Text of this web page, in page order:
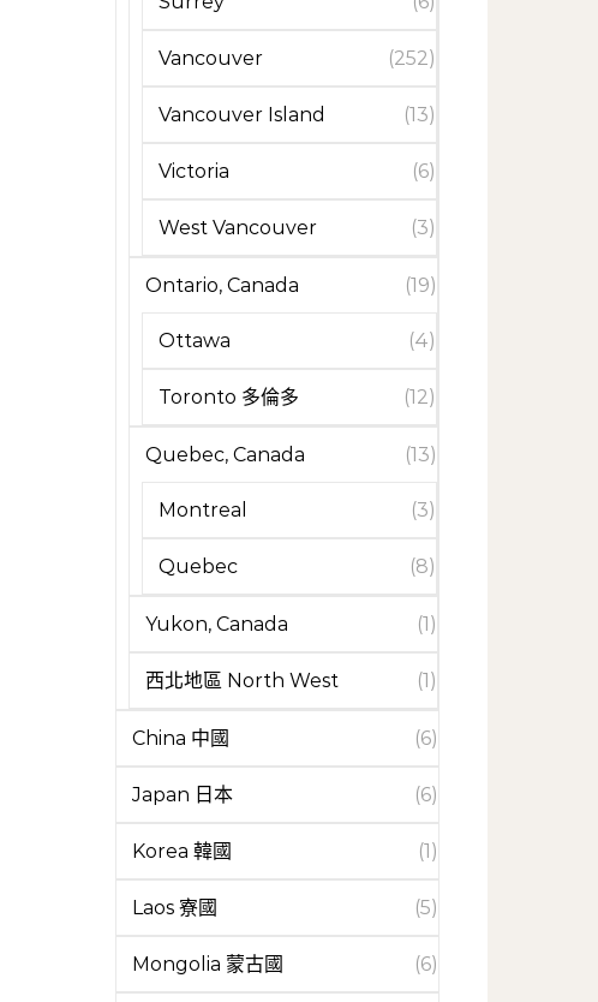
Vancouver (252)
Vancouver Island (13)
Victoria (6)
West Vancouver (3)
Ontario, Canada (19)
Ottawa (4)
Toronto 多倫多 (12)
Quebec, Canada (13)
Montreal (3)
Quebec (8)
Yukon, Canada (1)
西北地區 North West (1)
China 中國 (6)
Japan 日本 (6)
Korea 韓國 (1)
Laos 寮國 (5)
Mongolia 蒙古國 (6)